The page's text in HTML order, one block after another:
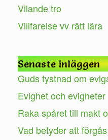
Vilande tro
Villfarelse vv rätt lära
Senaste inläggen
Guds tystnad om
Evighet och evigheter
Raka spåret till makt
Vad betyder att